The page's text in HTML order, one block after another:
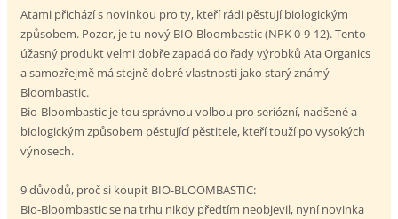
Atami přichází s novinkou pro ty, kteří rádi pěstují biologickým
způsobem. Pozor, je tu nový BIO-Bloombastic (NPK 0-9-12). Tento
úžasný produkt velmi dobře zapadá do řady výrobků Ata Organics
a samozřejmě má stejně dobré vlastnosti jako starý známý
Bloombastic.
Bio-Bloombastic je tou správnou volbou pro seriózní, nadšené a
biologickým způsobem pěstující pěstitele, kteří touží po vysokých
výnosech.
9 důvodů, proč si koupit BIO-BLOOMBASTIC:
Bio-Bloombastic se na trhu nikdy předtím neobjevil, nyní novinka